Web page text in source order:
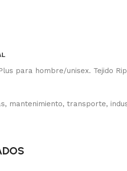
para hombre/unisex. Tejido
mantenimiento, transporte,